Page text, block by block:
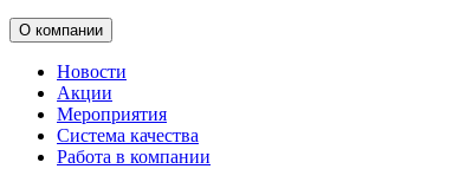
О компании
Новости
Акции
Мероприятия
Система качества
Работа в компании